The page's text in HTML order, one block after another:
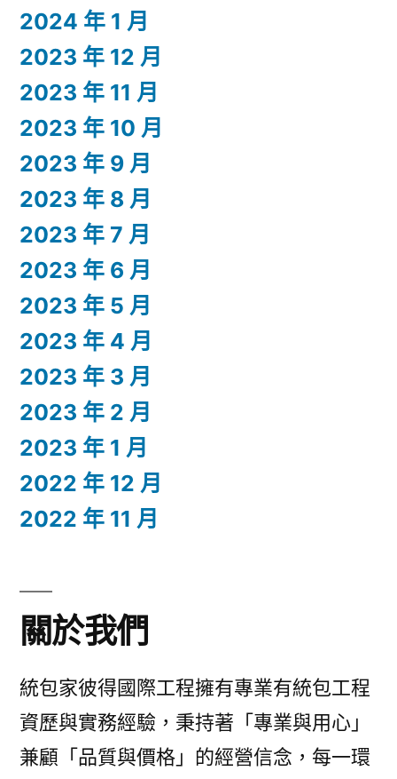
2024 年 1 月
2023 年 12 月
2023 年 11 月
2023 年 10 月
2023 年 9 月
2023 年 8 月
2023 年 7 月
2023 年 6 月
2023 年 5 月
2023 年 4 月
2023 年 3 月
2023 年 2 月
2023 年 1 月
2022 年 12 月
2022 年 11 月
關於我們
統包家彼得國際工程擁有專業有統包工程
資歷與實務經驗，秉持著「專業與用心」
兼顧「品質與價格」的經營信念，每一環